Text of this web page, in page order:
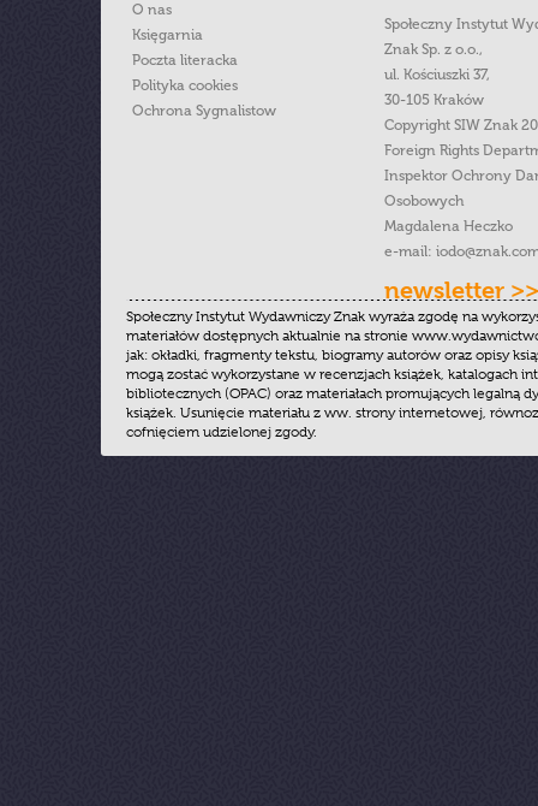
O nas
Księgarnia
Poczta literacka
Polityka cookies
Ochrona Sygnalistow
Społeczny Instytut
Znak Sp. z o.o.,
ul. Kościuszki 37,
30-105 Kraków
Copyright SIW Znak
Foreign Rights
Inspektor Ochrony
Osobowych
Magdalena Heczko
e-mail:
newsletter >>
Społeczny Instytut Wydawniczy Znak wyraża zgodę na
materiałów dostępnych aktualnie na stronie
jak: okładki, fragmenty tekstu, biogramy autorów oraz opisy
mogą zostać wykorzystane w recenzjach książek, katalogach
bibliotecznych (OPAC) oraz materiałach promujących legalną
książek. Usunięcie materiału z ww. strony internetowej,
cofnięciem udzielonej zgody.